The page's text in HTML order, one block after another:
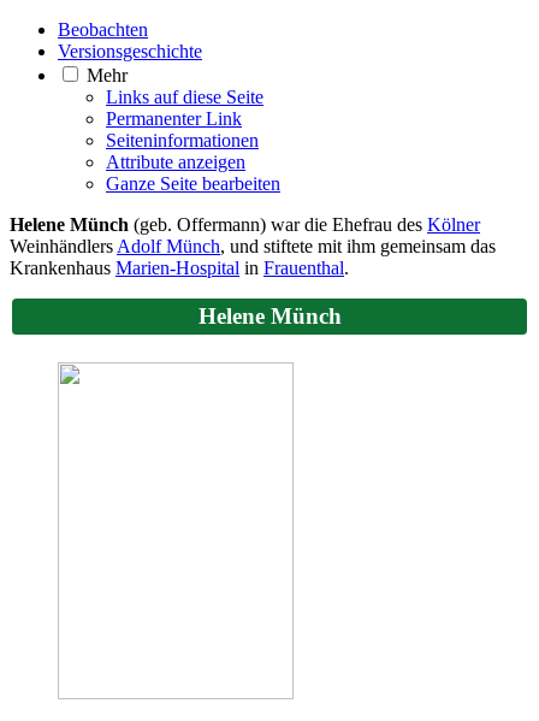
Beobachten
Versionsgeschichte
Mehr
Links auf diese Seite
Permanenter Link
Seiten­­informationen
Attribute anzeigen
Ganze Seite bearbeiten
Helene Münch (geb. Offermann) war die Ehefrau des Kölner
Weinhändlers Adolf Münch, und stiftete mit ihm gemeinsam das
Krankenhaus Marien-Hospital in Frauenthal.
Helene Münch